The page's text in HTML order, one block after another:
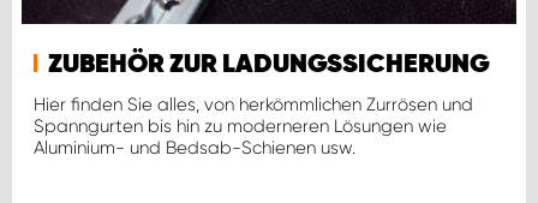
ZUBEHÖR ZUR LADUNGSSICHERUNG
Hier finden Sie alles, von herkömmlichen Zurrösen und
Spanngurten bis hin zu moderneren Lösungen wie
Aluminium- und Bedsab-Schienen usw.